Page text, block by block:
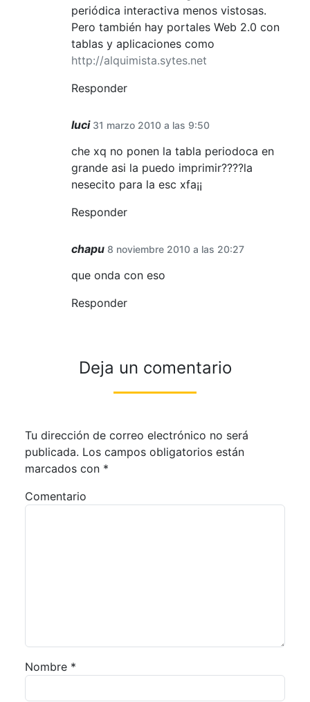
periódica interactiva menos vistosas.
Pero también hay portales Web 2.0 con
tablas y aplicaciones como
http://alquimista.sytes.net
Responder
luci 31 marzo 2010 a las 9:50
che xq no ponen la tabla periodoca en
grande asi la puedo imprimir????la
nesecito para la esc xfa¡¡
Responder
chapu 8 noviembre 2010 a las 20:27
que onda con eso
Responder
Deja un comentario
Tu dirección de correo electrónico no será
publicada. Los campos obligatorios están
marcados con *
Comentario
Nombre *